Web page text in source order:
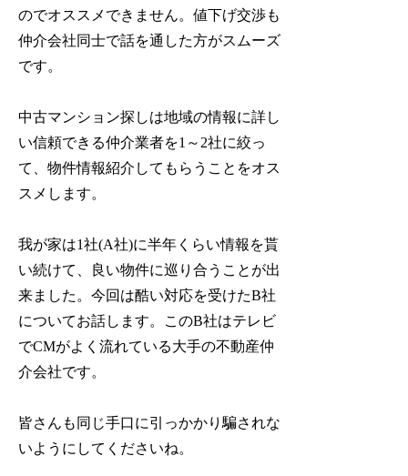
のでオススメできません。値下げ交渉も
仲介会社同士で話を通した方がスムーズ
です。
中古マンション探しは地域の情報に詳し
い信頼できる仲介業者を1～2社に絞っ
て、物件情報紹介してもらうことをオス
スメします。
我が家は1社(A社)に半年くらい情報を貰
い続けて、良い物件に巡り合うことが出
来ました。今回は酷い対応を受けたB社
についてお話します。
このB社はテレビ
でCMがよく流れている大手の不動産仲
介会社です。
皆さんも同じ手口に引っかかり騙されな
いようにしてくださいね。